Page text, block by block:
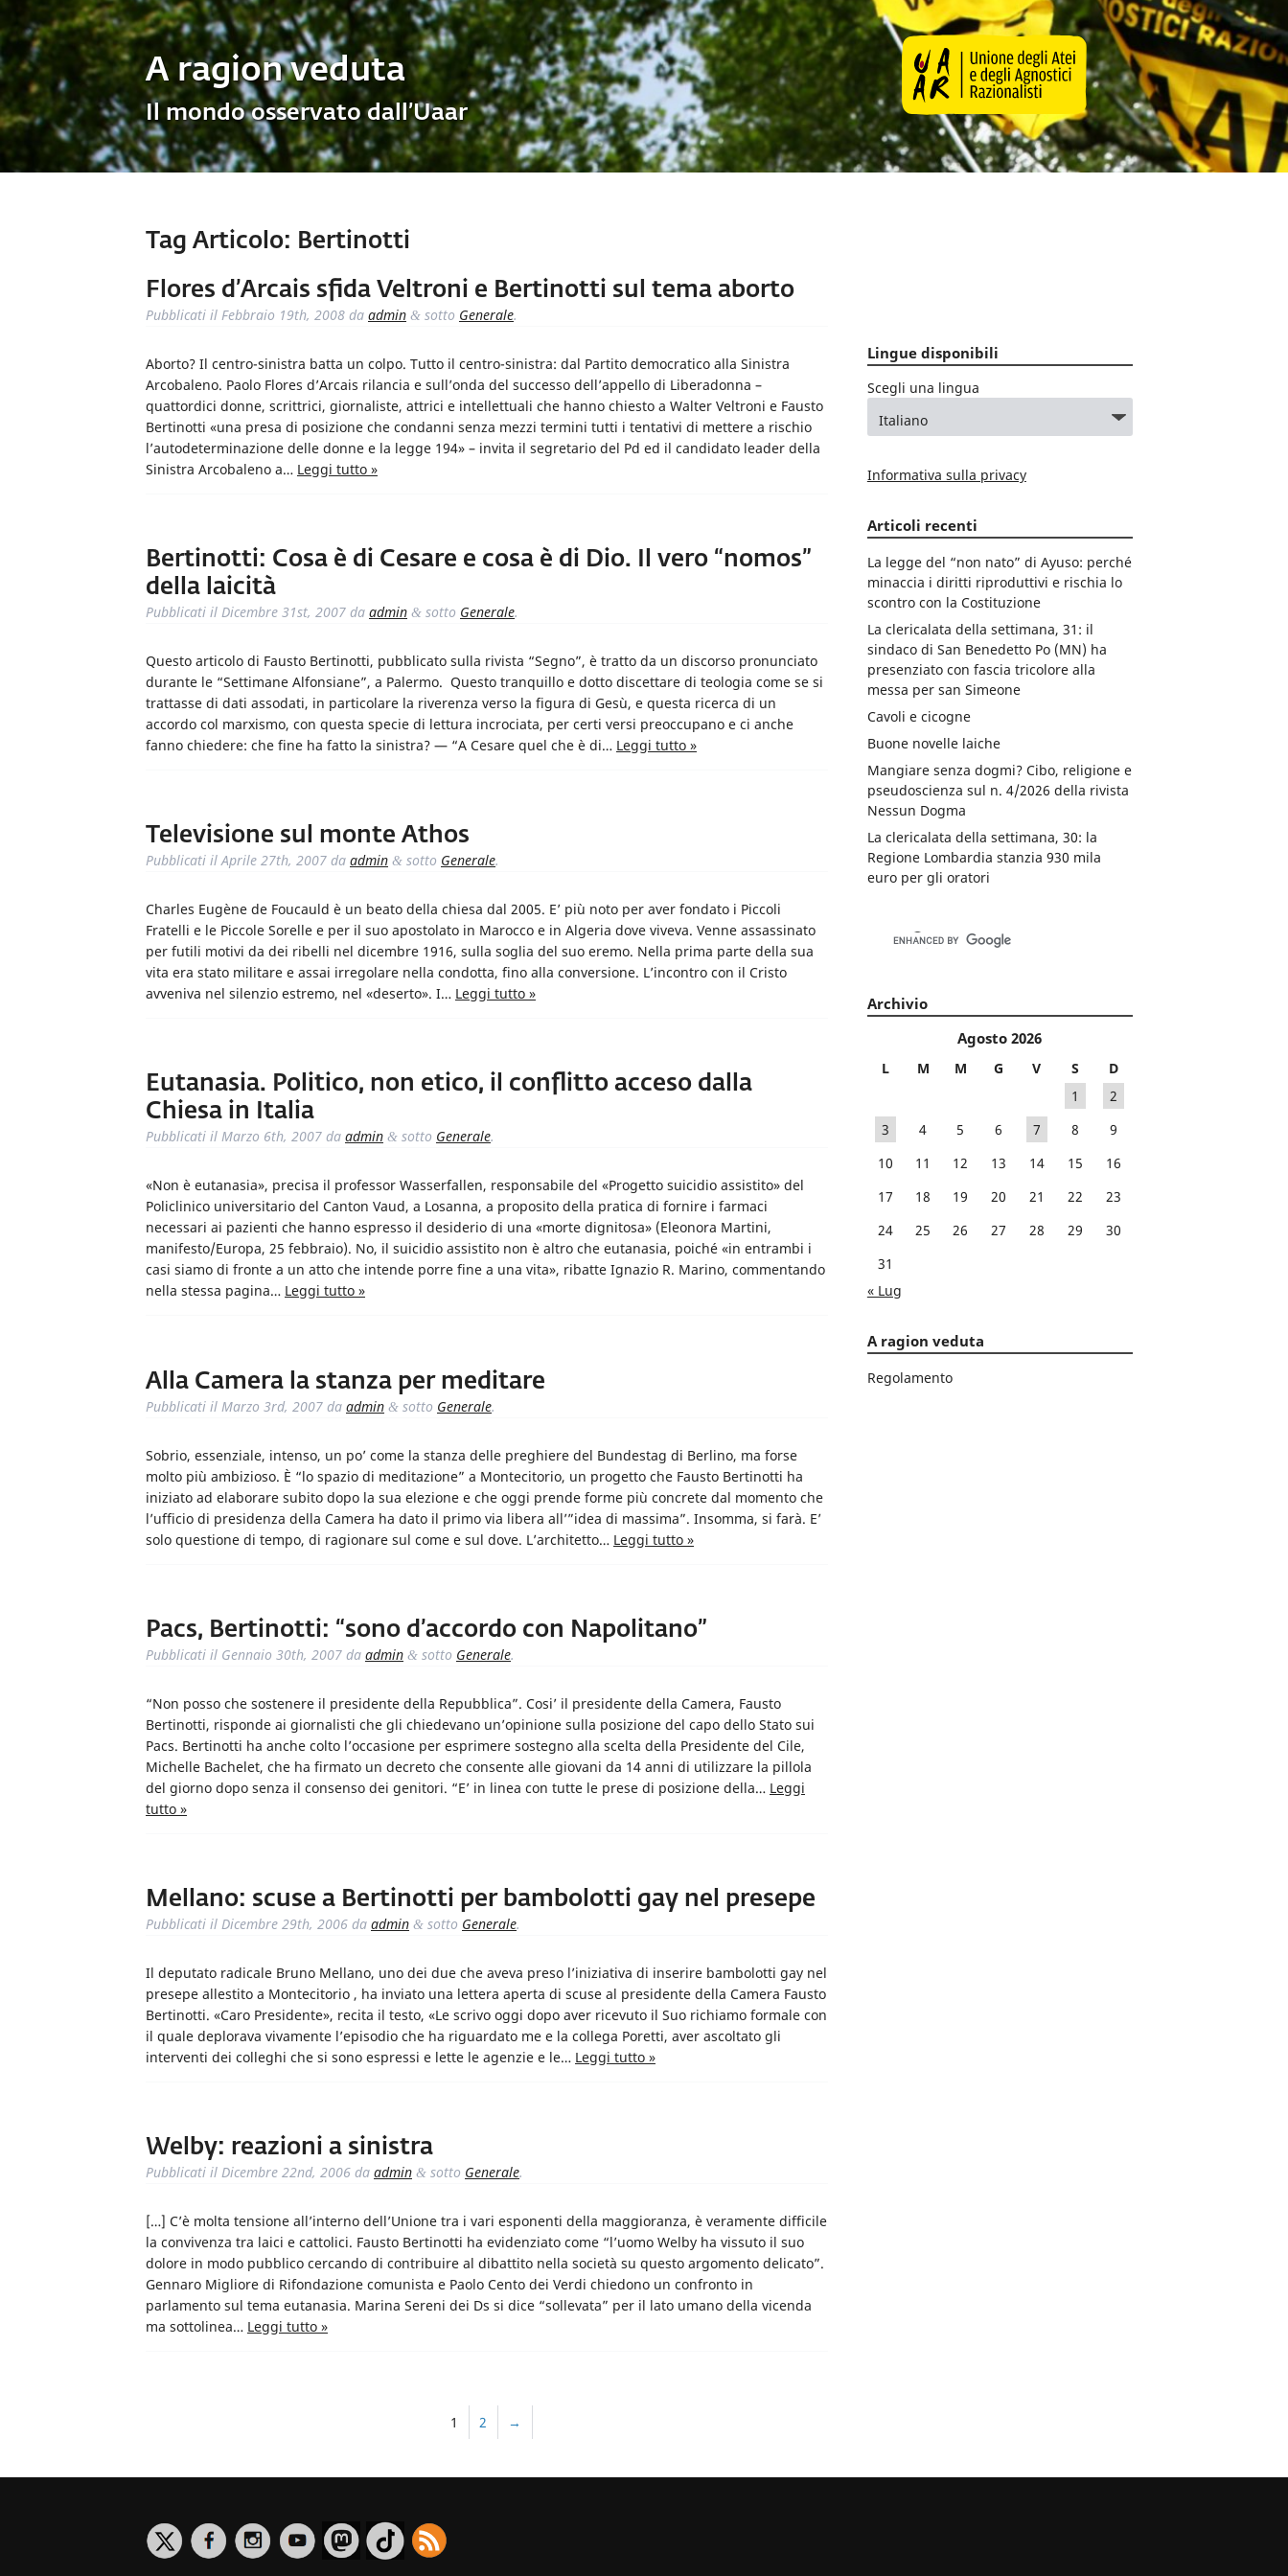
A ragion veduta
Il mondo osservato dall’Uaar
Tag Articolo: Bertinotti
Flores d’Arcais sfida Veltroni e Bertinotti sul tema aborto
Pubblicati il Febbraio 19th, 2008 da admin & sotto Generale.
Aborto? Il centro-sinistra batta un colpo. Tutto il centro-sinistra: dal Partito democratico alla Sinistra
Arcobaleno. Paolo Flores d’Arcais rilancia e sull’onda del successo dell’appello di Liberadonna –
quattordici donne, scrittrici, giornaliste, attrici e intellettuali che hanno chiesto a Walter Veltroni e Fausto
Bertinotti «una presa di posizione che condanni senza mezzi termini tutti i tentativi di mettere a rischio
l’autodeterminazione delle donne e la legge 194» – invita il segretario del Pd ed il candidato leader della
Sinistra Arcobaleno a… Leggi tutto »
Bertinotti: Cosa è di Cesare e cosa è di Dio. Il vero “nomos”
della laicità
Pubblicati il Dicembre 31st, 2007 da admin & sotto Generale.
Questo articolo di Fausto Bertinotti, pubblicato sulla rivista “Segno”, è tratto da un discorso pronunciato
durante le “Settimane Alfonsiane”, a Palermo. Questo tranquillo e dotto discettare di teologia come se si
trattasse di dati assodati, in particolare la riverenza verso la figura di Gesù, e questa ricerca di un
accordo col marxismo, con questa specie di lettura incrociata, per certi versi preoccupano e ci anche
fanno chiedere: che fine ha fatto la sinistra? — “A Cesare quel che è di… Leggi tutto »
Televisione sul monte Athos
Pubblicati ilAprile 27th, 2007 da admin & sotto Generale.
Charles Eugène de Foucauld è un beato della chiesa dal 2005. E’ più noto per aver fondato i Piccoli
Fratelli e le Piccole Sorelle e per il suo apostolato in Marocco e in Algeria dove viveva. Venne assassinato
per futili motivi da dei ribelli nel dicembre 1916, sulla soglia del suo eremo. Nella prima parte della sua
vita era stato militare e assai irregolare nella condotta, fino alla conversione. L’incontro con il Cristo
avveniva nel silenzio estremo, nel «deserto». I… Leggi tutto »
Eutanasia. Politico, non etico, il conflitto acceso dalla
Chiesa in Italia
Pubblicati il Marzo 6th, 2007 da admin & sotto Generale.
«Non è eutanasia», precisa il professor Wasserfallen, responsabile del «Progetto suicidio assistito» del
Policlinico universitario del Canton Vaud, a Losanna, a proposito della pratica di fornire i farmaci
necessari ai pazienti che hanno espresso il desiderio di una «morte dignitosa» (Eleonora Martini,
manifesto/Europa, 25 febbraio). No, il suicidio assistito non è altro che eutanasia, poiché «in entrambi i
casi siamo di fronte a un atto che intende porre fine a una vita», ribatte Ignazio R. Marino, commentando
nella stessa pagina… Leggi tutto »
Alla Camera la stanza per meditare
Pubblicati il Marzo 3rd, 2007 da admin & sotto Generale.
Sobrio, essenziale, intenso, un po’ come la stanza delle preghiere del Bundestag di Berlino, ma forse
molto più ambizioso. È “lo spazio di meditazione” a Montecitorio, un progetto che Fausto Bertinotti ha
iniziato ad elaborare subito dopo la sua elezione e che oggi prende forme più concrete dal momento che
l’ufficio di presidenza della Camera ha dato il primo via libera all’”idea di massima”. Insomma, si farà. E’
solo questione di tempo, di ragionare sul come e sul dove. L’architetto… Leggi tutto »
Pacs, Bertinotti: “sono d’accordo con Napolitano”
Pubblicati il Gennaio 30th, 2007 da admin & sotto Generale.
“Non posso che sostenere il presidente della Repubblica”. Cosi’ il presidente della Camera, Fausto
Bertinotti, risponde ai giornalisti che gli chiedevano un’opinione sulla posizione del capo dello Stato sui
Pacs. Bertinotti ha anche colto l’occasione per esprimere sostegno alla scelta della Presidente del Cile,
Michelle Bachelet, che ha firmato un decreto che consente alle giovani da 14 anni di utilizzare la pillola
del giorno dopo senza il consenso dei genitori. “E’ in linea con tutte le prese di posizione della… Leggi
tutto »
Mellano: scuse a Bertinotti per bambolotti gay nel presepe
Pubblicati il Dicembre 29th, 2006 da admin & sotto Generale.
Il deputato radicale Bruno Mellano, uno dei due che aveva preso l’iniziativa di inserire bambolotti gay nel
presepe allestito a Montecitorio , ha inviato una lettera aperta di scuse al presidente della Camera Fausto
Bertinotti. «Caro Presidente», recita il testo, «Le scrivo oggi dopo aver ricevuto il Suo richiamo formale con
il quale deplorava vivamente l’episodio che ha riguardato me e la collega Poretti, aver ascoltato gli
interventi dei colleghi che si sono espressi e lette le agenzie e le… Leggi tutto »
Welby: reazioni a sinistra
Pubblicati il Dicembre 22nd, 2006 da admin & sotto Generale.
[…] C’è molta tensione all’interno dell’Unione tra i vari esponenti della maggioranza, è veramente difficile
la convivenza tra laici e cattolici. Fausto Bertinotti ha evidenziato come “l’uomo Welby ha vissuto il suo
dolore in modo pubblico cercando di contribuire al dibattito nella società su questo argomento delicato”.
Gennaro Migliore di Rifondazione comunista e Paolo Cento dei Verdi chiedono un confronto in
parlamento sul tema eutanasia. Marina Sereni dei Ds si dice “sollevata” per il lato umano della vicenda
ma sottolinea… Leggi tutto »
1 2 →
Lingue disponibili
Scegli una lingua
Informativa sulla privacy
Articoli recenti
La legge del “non nato” di Ayuso: perché
minaccia i diritti riproduttivi e rischia lo
scontro con la Costituzione
La clericalata della settimana, 31: il
sindaco di San Benedetto Po (MN) ha
presenziato con fascia tricolore alla
messa per san Simeone
Cavoli e cicogne
Buone novelle laiche
Mangiare senza dogmi? Cibo, religione e
pseudoscienza sul n. 4/2026 della rivista
Nessun Dogma
La clericalata della settimana, 30: la
Regione Lombardia stanzia 930 mila
euro per gli oratori
Archivio
Agosto 2026
L M M G V S
D
1
2
3
4 5 6 7 8
9
10
11 12 13 14 15
16
17
18 19 20 21 22
23
24
25 26 27 28 29
30
31
« Lug
A ragion veduta
Regolamento